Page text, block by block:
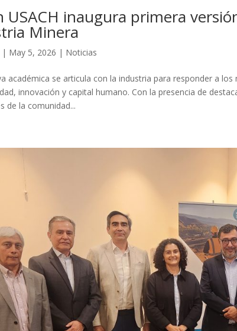
USACH inaugura primera
Minera
| May 5, 2026 | Noticias
académica se articula con la industria para responder a
innovación y capital humano. Con la presencia de
de la comunidad...